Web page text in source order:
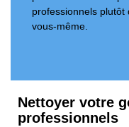
professionnels
vous-même.
Nettoyer votre
professionnels